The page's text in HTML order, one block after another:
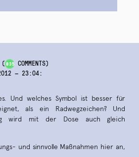
(835 COMMENTS)
— 23:04:
Und welches Symbol ist besser für
als ein Radwegzeichen? Und
wird mit der Dose auch gleich
und sinnvolle Maßnahmen hier an,